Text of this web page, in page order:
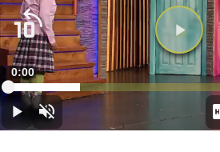
DuraklatSesi
Aç
Süre
0:00
Yüklendi:
20.94%